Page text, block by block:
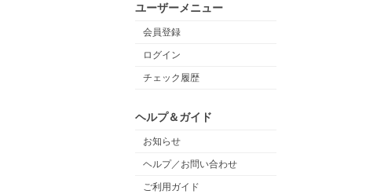
ユーザーメニュー
会員登録
ログイン
チェック履歴
ヘルプ＆ガイド
お知らせ
ヘルプ／お問い合わせ
ご利用ガイド